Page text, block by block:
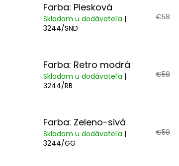
Farba: Piesková
Skladom u dodávateľa |
3244/SND
€58
Farba: Retro modrá
Skladom u dodávateľa |
3244/RB
€58
Farba: Zeleno-sivá
Skladom u dodávateľa |
3244/GG
€58